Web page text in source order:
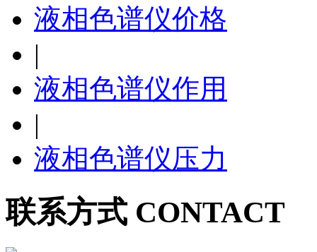
液相色谱仪价格
|
液相色谱仪作用
|
液相色谱仪压力
联系方式 CONTACT